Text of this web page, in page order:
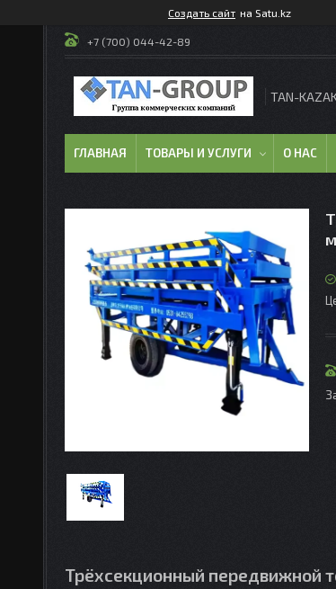
Создать сайт на Satu.kz
+7 (700) 044-42-89
TAN-
ГЛАВНАЯ ТОВАРЫ И УСЛУГИ О НАС
Трёхсекционный передвижной